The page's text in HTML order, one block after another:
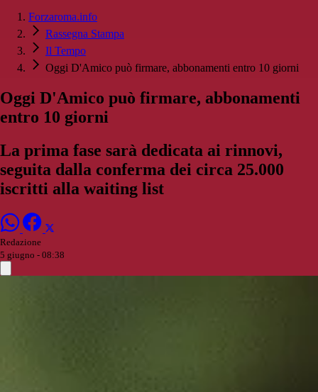
Forzaroma.info
Rassegna Stampa
Il Tempo
Oggi D'Amico può firmare, abbonamenti entro 10 giorni
Oggi D'Amico può firmare, abbonamenti
entro 10 giorni
La prima fase sarà dedicata ai rinnovi,
seguita dalla conferma dei circa 25.000
iscritti alla waiting list
Redazione
5 giugno - 08:38